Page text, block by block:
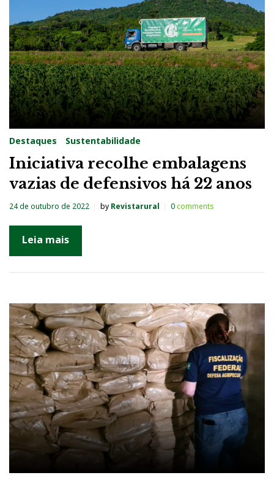
Destaques Sustentabilidade
Iniciativa recolhe embalagens
vazias de defensivos há 22 anos
24 de outubro de 2022 by Revistarural 0comments
Leia mais